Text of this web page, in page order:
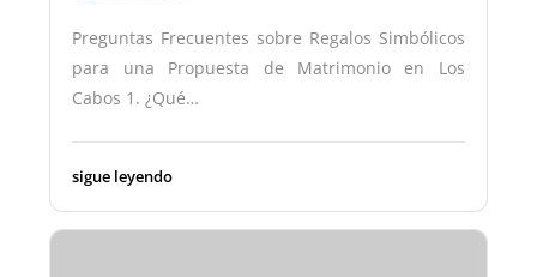
Preguntas Frecuentes sobre Regalos Simbólicos
para una Propuesta de Matrimonio en Los
Cabos 1. ¿Qué…
sigue leyendo